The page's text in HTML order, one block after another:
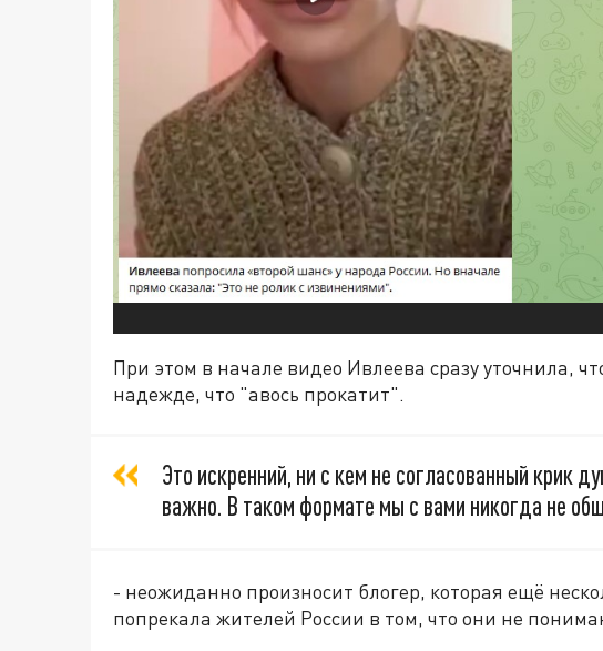
При этом в начале видео Ивлеева сразу уточнила,
надежде, что "авось прокатит".
Это искренний, ни с кем не согласованный крик
важно. В таком формате мы с вами никогда не
- неожиданно произносит блогер, которая ещё
попрекала жителей России в том, что они не